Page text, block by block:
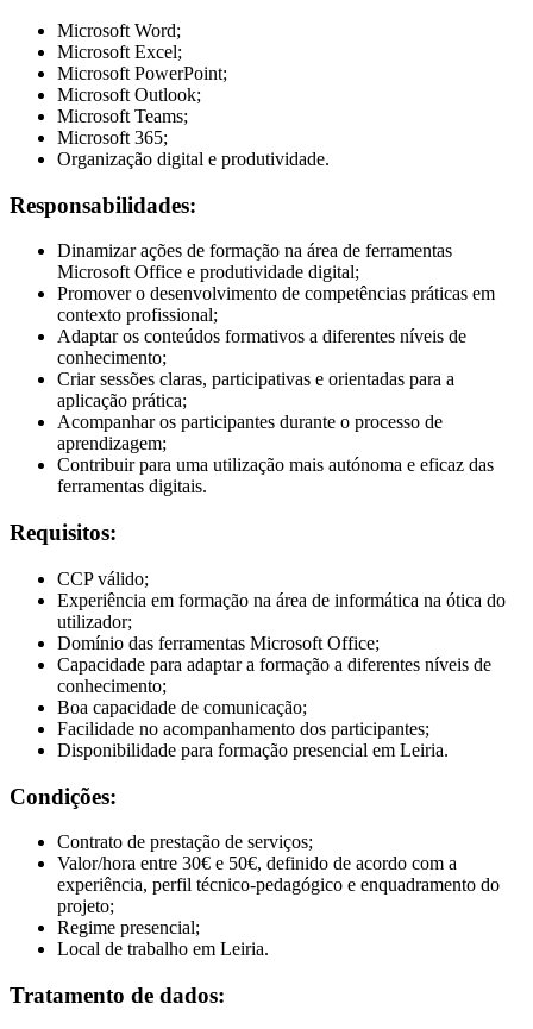
Microsoft Word;
Microsoft Excel;
Microsoft PowerPoint;
Microsoft Outlook;
Microsoft Teams;
Microsoft 365;
Organização digital e produtividade.
Responsabilidades:
Dinamizar ações de formação na área de ferramentas
Microsoft Office e produtividade digital;
Promover o desenvolvimento de competências práticas em
contexto profissional;
Adaptar os conteúdos formativos a diferentes níveis de
conhecimento;
Criar sessões claras, participativas e orientadas para a
aplicação prática;
Acompanhar os participantes durante o processo de
aprendizagem;
Contribuir para uma utilização mais autónoma e eficaz das
ferramentas digitais.
Requisitos:
CCP válido;
Experiência em formação na área de informática na ótica do
utilizador;
Domínio das ferramentas Microsoft Office;
Capacidade para adaptar a formação a diferentes níveis de
conhecimento;
Boa capacidade de comunicação;
Facilidade no acompanhamento dos participantes;
Disponibilidade para formação presencial em Leiria.
Condições:
Contrato de prestação de serviços;
Valor/hora entre 30€ e 50€, definido de acordo com a
experiência, perfil técnico-pedagógico e enquadramento do
projeto;
Regime presencial;
Local de trabalho em Leiria.
Tratamento de dados: